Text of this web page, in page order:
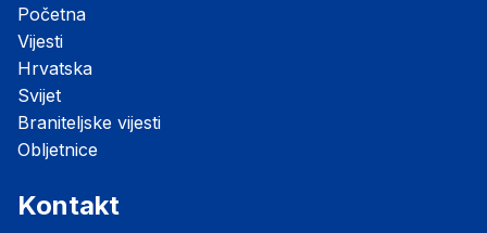
Početna
Vijesti
Hrvatska
Svijet
Braniteljske vijesti
Obljetnice
Kontakt